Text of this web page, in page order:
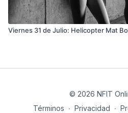
Viernes 31 de Julio: Helicopter Mat
© 2026 NFIT
Términos ∙ Privacidad ∙